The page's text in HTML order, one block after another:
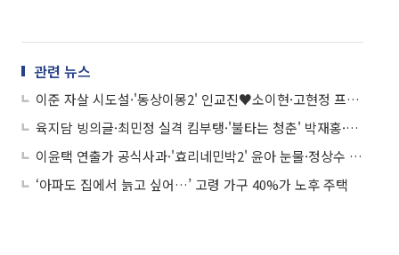
관련 뉴스
이준 자살 시도설·'동상이몽2' 인교진♥소이현·고현정 프롬프터·'효리네민박2' 이효리 윤아 등
육지담 빙의글·최민정 실격 킴부탱·'불타는 청춘' 박재홍·준케이 음주운전 등
이윤택 연출가 공식사과·'효리네민박2' 윤아 눈물·정상수 음주사고·평창올림픽 경기 일정 등
‘아파도 집에서 늙고 싶어…’ 고령 가구 40%가 노후 주택